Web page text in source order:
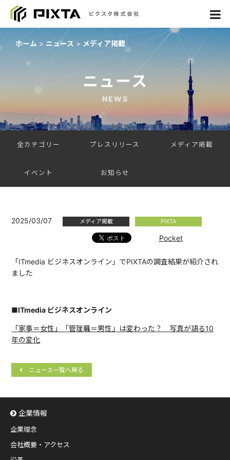
ホーム ニュース メディア掲載
ニュース
NEWS
全カテゴリー プレスリリース メディア掲載
イベント お知らせ
2025/03/07 メディア掲載 PIXTA
Pocket
「ITmedia ビジネスオンライン」でPIXTAの調査結果が紹介され
ました
■ITmedia ビジネスオンライン
「家事＝女性」「管理職＝男性」は変わった？ 写真が語る10
年の変化
ニュース一覧へ戻る
企業情報
企業理念
会社概要・アクセス